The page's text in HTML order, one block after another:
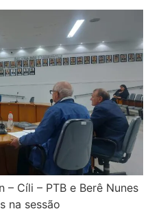
– Cíli – PTB e Berê Nunes
na sessão